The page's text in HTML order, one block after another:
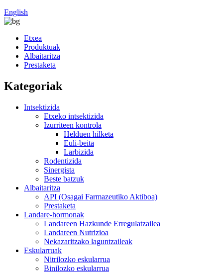
English
Etxea
Produktuak
Albaitaritza
Prestaketa
Kategoriak
Intsektizida
Etxeko intsektizida
Izurriteen kontrola
Helduen hilketa
Euli-beita
Larbizida
Rodentizida
Sinergista
Beste batzuk
Albaitaritza
API (Osagai Farmazeutiko Aktiboa)
Prestaketa
Landare-hormonak
Landareen Hazkunde Erregulatzailea
Landareen Nutrizioa
Nekazaritzako laguntzaileak
Eskularruak
Nitrilozko eskularrua
Binilozko eskularrua